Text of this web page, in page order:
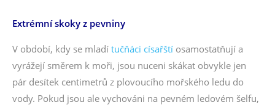
Extrémní skoky z pevniny
V období, kdy se mladí tučňáci císařští osamostatňují a
vyrážejí směrem k moři, jsou nuceni skákat obvykle jen
pár desítek centimetrů z plovoucího mořského ledu do
vody. Pokud jsou ale vychováni na pevném ledovém šelfu,